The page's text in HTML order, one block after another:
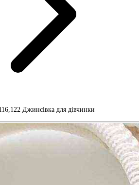
Джинсівка для дівчинки